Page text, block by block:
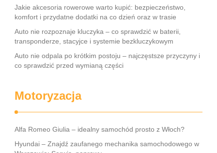
Jakie akcesoria rowerowe warto kupić: bezpieczeństwo,
komfort i przydatne dodatki na co dzień oraz w trasie
Auto nie rozpoznaje kluczyka – co sprawdzić w baterii,
transponderze, stacyjce i systemie bezkluczykowym
Auto nie odpala po krótkim postoju – najczęstsze przyczyny i
co sprawdzić przed wymianą części
Motoryzacja
Alfa Romeo Giulia – idealny samochód prosto z Włoch?
Hyundai – Znajdź zaufanego mechanika samochodowego w